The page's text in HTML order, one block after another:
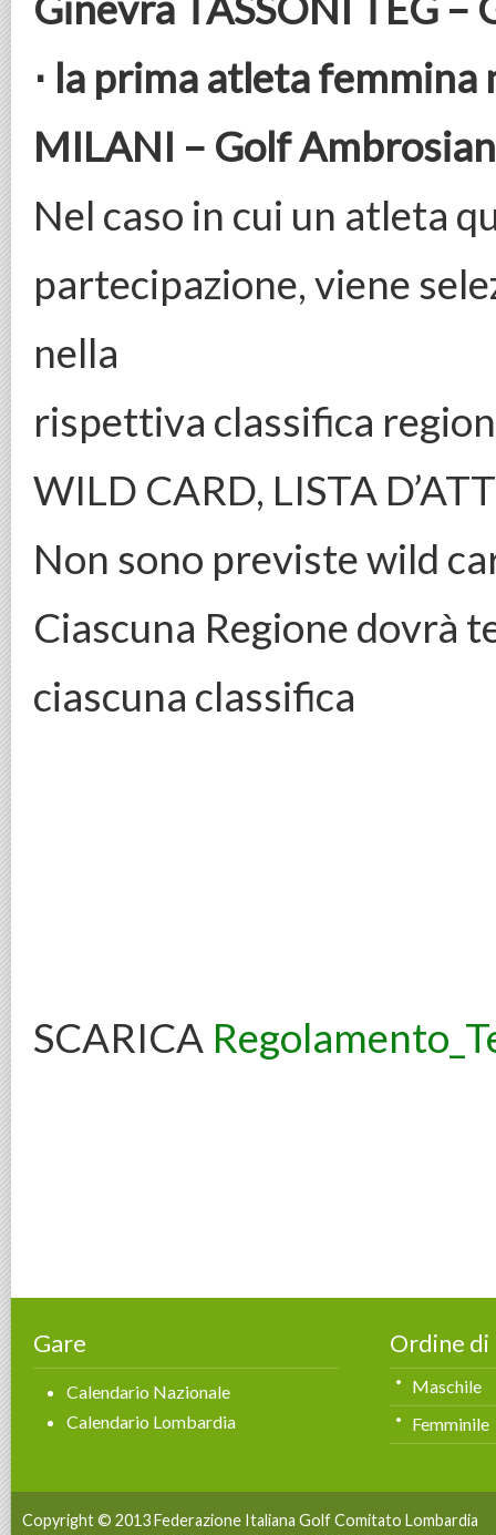
⋅ la prima atleta femmina
MILANI – Golf
Nel caso in cui un atleta
partecipazione, viene
nella
rispettiva classifica
WILD CARD, LISTA
Non sono previste wild
Ciascuna Regione dovrà
ciascuna classifica
SCARICA
Gare
Calendario Nazionale
Calendario Lombardia
Ordine
Maschile
Femminile
Copyright © 2013 Federazione Italiana Golf Comitato Lombardia